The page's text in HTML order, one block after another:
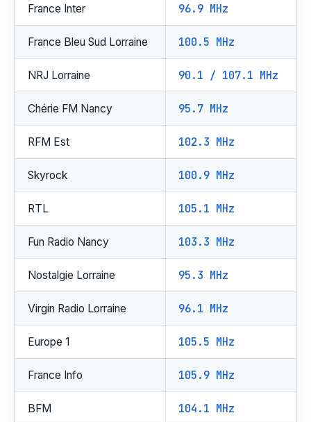
France Inter 96.9 MHz
France Bleu Sud Lorraine 100.5 MHz
NRJ Lorraine 90.1 / 107.1 MHz
Chérie FM Nancy 95.7 MHz
RFM Est 102.3 MHz
Skyrock 100.9 MHz
RTL 105.1 MHz
Fun Radio Nancy 103.3 MHz
Nostalgie Lorraine 95.3 MHz
Virgin Radio Lorraine 96.1 MHz
Europe 1 105.5 MHz
France Info 105.9 MHz
BFM 104.1 MHz